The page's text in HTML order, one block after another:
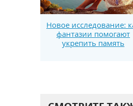
Новое исследование:
фантазии помогают
укрепить память